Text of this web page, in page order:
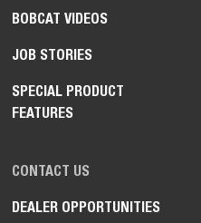
BOBCAT VIDEOS
JOB STORIES
SPECIAL PRODUCT
FEATURES
CONTACT US
DEALER OPPORTUNITIES